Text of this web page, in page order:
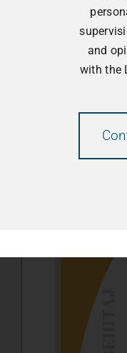
Библиотека
заштита на
December 3, 2013
and
with the